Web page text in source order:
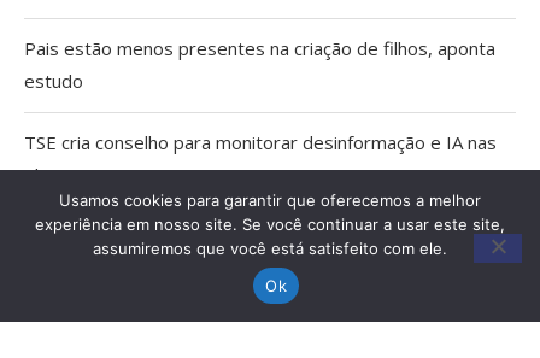
Pais estão menos presentes na criação de filhos, aponta
estudo
TSE cria conselho para monitorar desinformação e IA nas
eleições
Capacitação qualifica trabalho dos Agentes Comunitários
Usamos cookies para garantir que oferecemos a melhor
experiência em nosso site. Se você continuar a usar este site,
assumiremos que você está satisfeito com ele.
Ok